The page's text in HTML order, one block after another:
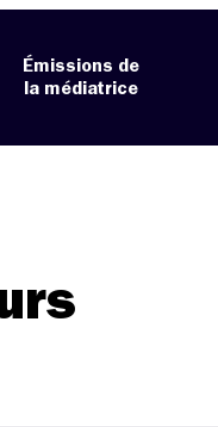
Émissions de
la médiatrice